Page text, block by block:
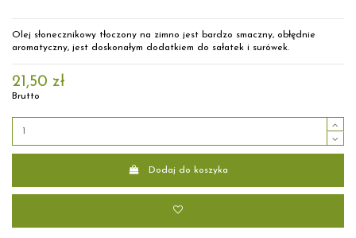
Olej słonecznikowy tłoczony na zimno jest bardzo smaczny, obłędnie
aromatyczny, jest doskonałym dodatkiem do sałatek i surówek.
21,50 zł
Brutto
Dodaj do koszyka